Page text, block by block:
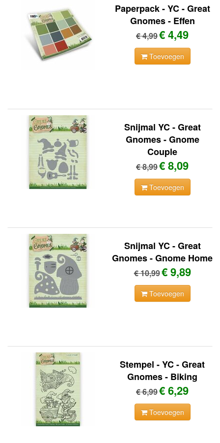
Paperpack - YC - Great
Gnomes - Effen
€ 4,99€ 4,49
Toevoegen
Snijmal YC - Great
Gnomes - Gnome
Couple
€ 8,99€ 8,09
Toevoegen
Snijmal YC - Great
Gnomes - Gnome Home
€ 10,99€ 9,89
Toevoegen
Stempel - YC - Great
Gnomes - Biking
€ 6,99€ 6,29
Toevoegen